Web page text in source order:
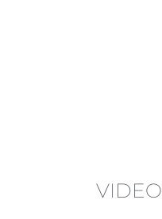
VIDEO